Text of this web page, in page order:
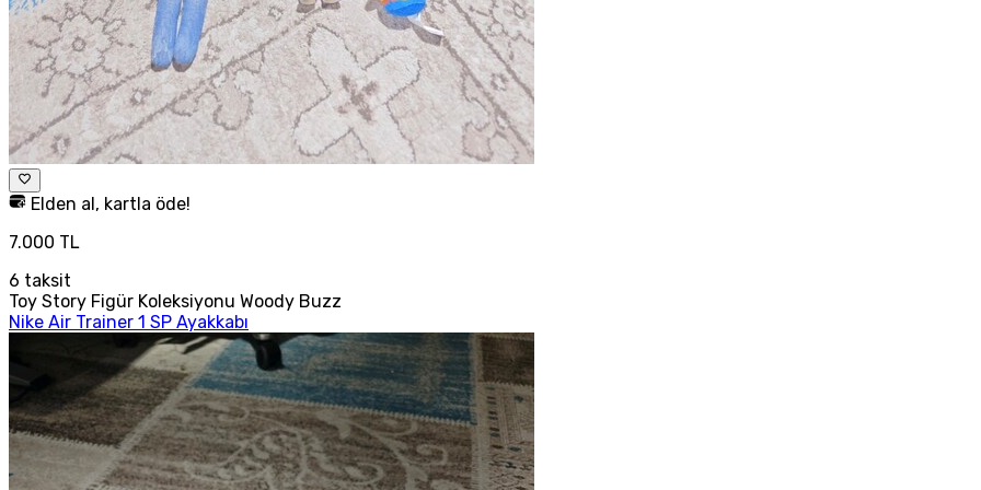
Elden al, kartla öde!
7.000 TL
6 taksit
Toy Story Figür Koleksiyonu Woody Buzz
Nike Air Trainer 1 SP Ayakkabı